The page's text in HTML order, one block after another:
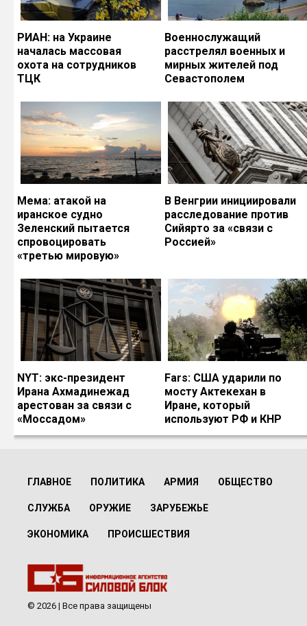
РИАН: на Украине
началась массовая
охота на сотрудников
ТЦК
Военнослужащий
расстрелял военных и
мирных жителей под
Севастополем
Мема: атакой на
иранское судно
Зеленский пытается
спровоцировать
«третью мировую»
В Венгрии инициировали
расследование против
Сийярто за «связи с
Россией»
NYT: экс-президент
Ирана Ахмадинежад
арестован за связи с
«Моссадом»
Fars: США ударили по
мосту Актекехан в
Иране, который
используют РФ и КНР
ГЛАВНОЕ ПОЛИТИКА АРМИЯ ОБЩЕСТВО
СЛУЖБА ОРУЖИЕ ЗАРУБЕЖЬЕ
ЭКОНОМИКА ПРОИСШЕСТВИЯ
© 2026 | Все права защищены